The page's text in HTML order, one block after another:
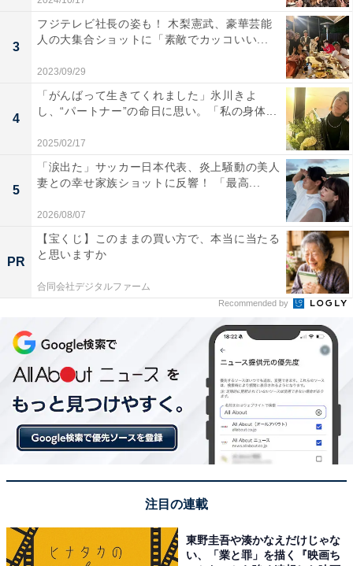
3
フジテレビ社長の姿も！ 木梨憲武、豪華芸能
人の大集合ショットに「素敵でカッコいい...
2023/09/29
4
「がんばって生きてくれました」氷川きよ
し、“パートナー”の命日に思い。「私の身体...
2025/02/17
5
「涙出た」サッカー日本代表、炎上騒動の美人
妻との幸せ家族ショットに反響！ 「最高...
2026/08/07
PR
【宝くじ】このままの買い方で、本当に当たる
と思いますか
合同会社デジタルファーム
Recommended by
注目の連載
東野圭吾や湊かなえだけじゃな
い、「業と罪」を描く『映画ち